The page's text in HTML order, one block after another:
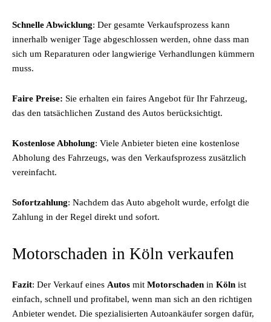
Schnelle Abwicklung: Der gesamte Verkaufsprozess kann
innerhalb weniger Tage abgeschlossen werden, ohne dass man
sich um Reparaturen oder langwierige Verhandlungen kümmern
muss.
Faire Preise: Sie erhalten ein faires Angebot für Ihr Fahrzeug,
das den tatsächlichen Zustand des Autos berücksichtigt.
Kostenlose Abholung: Viele Anbieter bieten eine kostenlose
Abholung des Fahrzeugs, was den Verkaufsprozess zusätzlich
vereinfacht.
Sofortzahlung: Nachdem das Auto abgeholt wurde, erfolgt die
Zahlung in der Regel direkt und sofort.
Motorschaden in Köln verkaufen
Fazit: Der Verkauf eines Autos mit Motorschaden in Köln ist
einfach, schnell und profitabel, wenn man sich an den richtigen
Anbieter wendet. Die spezialisierten Autoankäufer sorgen dafür,